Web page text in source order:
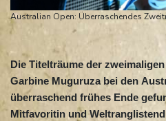
Australian Open: Überraschendes
Die Titelträume der
Garbine Muguruza bei den
überraschend frühes Ende
Mitfavoritin und